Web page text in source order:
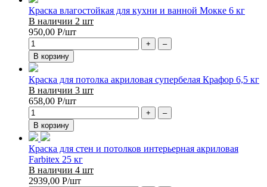
Краска влагостойкая для кухни и ванной Мокке 6 кг
В наличии 2 шт
950,00 Р/шт
+
–
В корзину
Краска для потолка акриловая супербелая Крафор 6,5 кг
В наличии 3 шт
658,00 Р/шт
+
–
В корзину
Краска для стен и потолков интерьерная акриловая
Farbitex 25 кг
В наличии 4 шт
2939,00 Р/шт